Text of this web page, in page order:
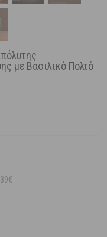
με Βασιλικό Πολτό